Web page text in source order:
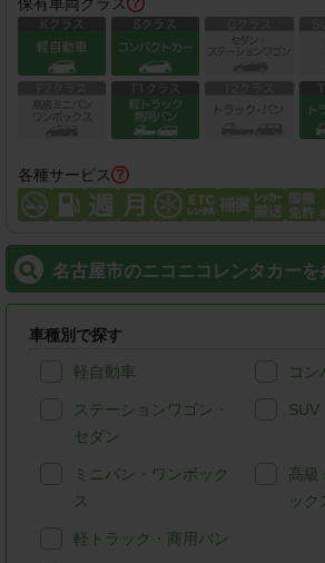
各種サービス
名古屋市のニコニコレンタカーを
車種別で探す
軽自動車 コン
ステーションワゴン・
セダン
SUV
ミニバン・ワンボック
ス
高級
ック
軽トラック・商用バン